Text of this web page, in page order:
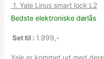
1. Yale Linus smart lock L2
Bedste elektroniske dørlås
Set til : 1.999,-
Yale er kommet ud med